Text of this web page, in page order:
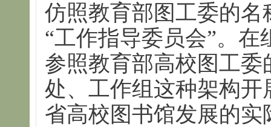
仿照教育部图工委的名
“工作指导委员会”。
参照教育部高校图工
处、工作组这种架构
省高校图书馆发展的